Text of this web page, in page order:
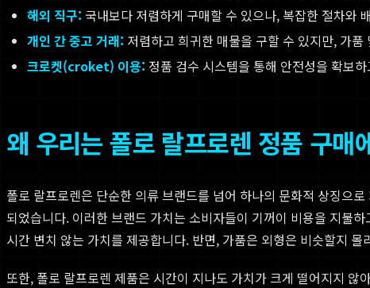
해외 직구: 국내보다 저렴하게 구매할 수 있으나, 복잡한 절차와
개인 간 중고 거래: 저렴하고 희귀한 매물을 구할 수 있지만, 가
크로켓(croket) 이용: 정품 검수 시스템을 통해 안전성을 확보
왜 우리는 폴로 랄프로렌 정품 구매
폴로 랄프로렌은 단순한 의류 브랜드를 넘어 하나의 문화적 상징으
되었습니다. 이러한 브랜드 가치는 소비자들이 기꺼이 비용을 지불하
시간 변치 않는 가치를 제공합니다. 반면, 가품은 외형은 비슷할지
또한, 폴로 랄프로렌 제품은 시간이 지나도 가치가 크게 떨어지지